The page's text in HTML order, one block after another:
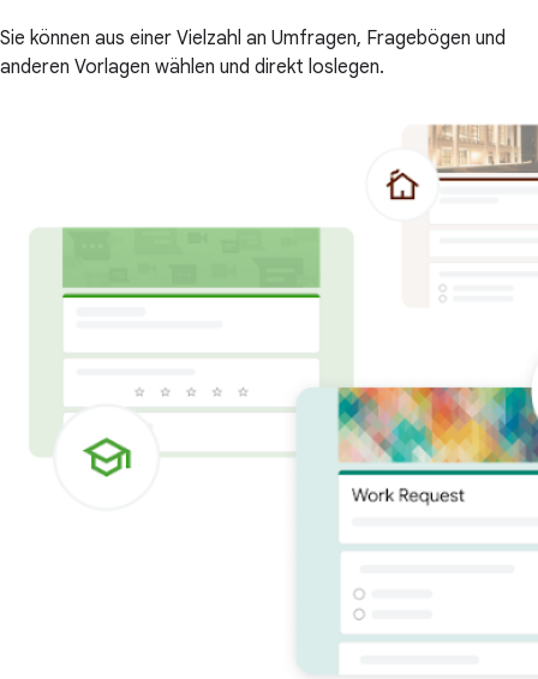
Sie können aus einer Vielzahl an Umfragen, Fragebögen und
anderen Vorlagen wählen und direkt loslegen.